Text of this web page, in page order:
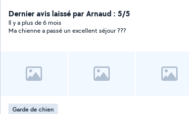
Dernier avis laissé par Arnaud : 5/5
Il y a plus de 6 mois
Ma chienne a passé un excellent séjour ???
Garde de chien